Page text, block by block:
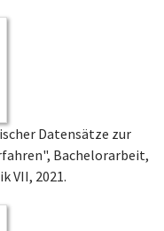
Datensätze zur
Bachelorarbeit,
VII, 2021.